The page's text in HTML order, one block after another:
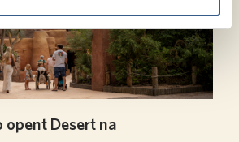
opent Desert na